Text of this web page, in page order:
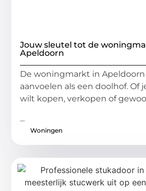
Jouw sleutel tot de
Apeldoorn
De woningmarkt in
aanvoelen als een doolhof. Of
wilt kopen, verkopen of
...
Woningen